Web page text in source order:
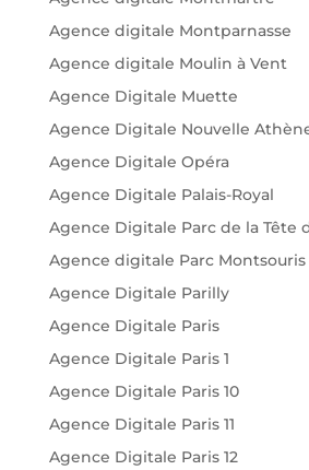
Agence digitale Montparnasse
Agence digitale Moulin à Vent
Agence Digitale Muette
Agence Digitale Nouvelle
Agence Digitale Opéra
Agence Digitale Palais-Royal
Agence Digitale Parc de la Tête
Agence digitale Parc Montsouris
Agence Digitale Parilly
Agence Digitale Paris
Agence Digitale Paris 1
Agence Digitale Paris 10
Agence Digitale Paris 11
Agence Digitale Paris 12